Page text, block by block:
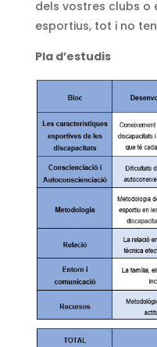
dels vostres clubs o
esportius, tot i no
Pla d’estudis